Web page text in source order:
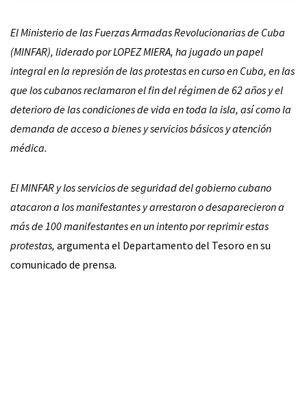
El Ministerio de las Fuerzas Armadas Revolucionarias de Cuba
(MINFAR), liderado por LOPEZ MIERA, ha jugado un papel
integral en la represión de las protestas en curso en Cuba, en las
que los cubanos reclamaron el fin del régimen de 62 años y el
deterioro de las condiciones de vida en toda la isla, así como la
demanda de acceso a bienes y servicios básicos y atención
médica.
El MINFAR y los servicios de seguridad del gobierno cubano
atacaron a los manifestantes y arrestaron o desaparecieron a
más de 100 manifestantes en un intento por reprimir estas
protestas, argumenta el Departamento del Tesoro en su
comunicado de prensa.